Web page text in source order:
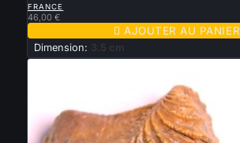
FRANCE
46,00 €
 AJOUTER AU PANIER
Dimension: 3.5 cm